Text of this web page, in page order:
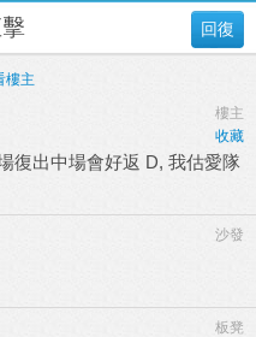
回復
樓主
樓主
收藏
復出中場會好返 D, 我估愛隊
沙發
板凳